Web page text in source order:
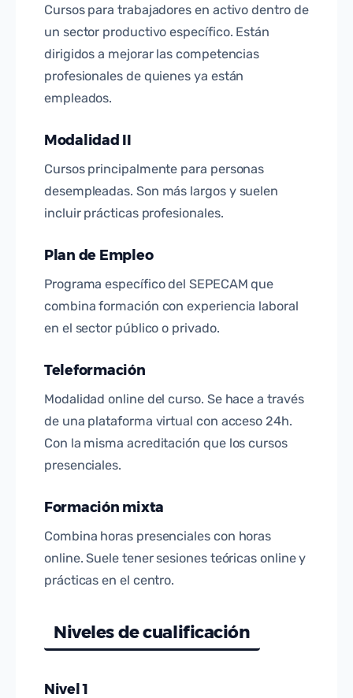
Cursos para trabajadores en activo dentro de
un sector productivo específico. Están
dirigidos a mejorar las competencias
profesionales de quienes ya están
empleados.
Modalidad II
Cursos principalmente para personas
desempleadas. Son más largos y suelen
incluir prácticas profesionales.
Plan de Empleo
Programa específico del SEPECAM que
combina formación con experiencia laboral
en el sector público o privado.
Teleformación
Modalidad online del curso. Se hace a través
de una plataforma virtual con acceso 24h.
Con la misma acreditación que los cursos
presenciales.
Formación mixta
Combina horas presenciales con horas
online. Suele tener sesiones teóricas online y
prácticas en el centro.
Niveles de cualificación
Nivel 1